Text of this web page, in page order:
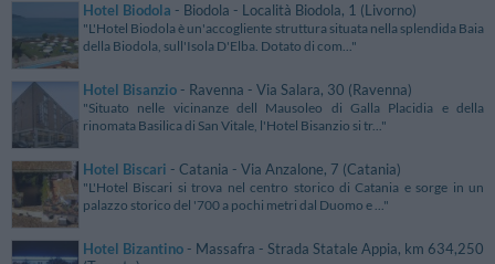
Hotel Biodola - Biodola - Località Biodola, 1 (Livorno)
"L'Hotel Biodola è un'accogliente struttura situata nella splendida Baia
della Biodola, sull'Isola D'Elba. Dotato di com..."
Hotel Bisanzio - Ravenna - Via Salara, 30 (Ravenna)
"Situato nelle vicinanze dell Mausoleo di Galla Placidia e della
rinomata Basilica di San Vitale, l'Hotel Bisanzio si tr..."
Hotel Biscari - Catania - Via Anzalone, 7 (Catania)
"L'Hotel Biscari si trova nel centro storico di Catania e sorge in un
palazzo storico del '700 a pochi metri dal Duomo e ..."
Hotel Bizantino - Massafra - Strada Statale Appia, km 634,250